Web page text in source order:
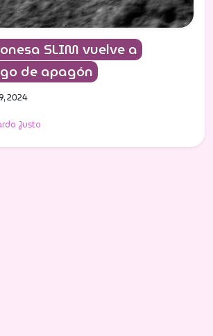
SLIM vuelve a
de apagón
Justo
2024